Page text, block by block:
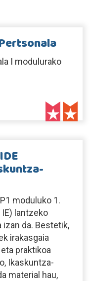
I modulurako
moduluko 1.
IE) lantzeko
da. Bestetik,
irakasgaia
praktikoa
Ikaskuntza-
material hau,